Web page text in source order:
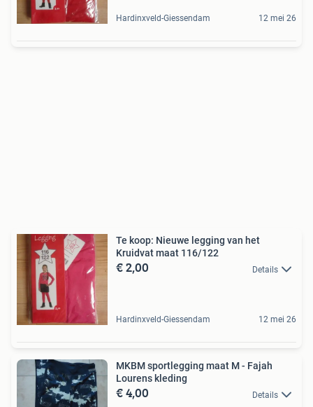
Hardinxveld-Giessendam 12 mei 26
Te koop: Nieuwe legging van het
Kruidvat maat 116/122
€ 2,00 Details
Hardinxveld-Giessendam 12 mei 26
MKBM sportlegging maat M - Fajah
Lourens kleding
€ 4,00 Details